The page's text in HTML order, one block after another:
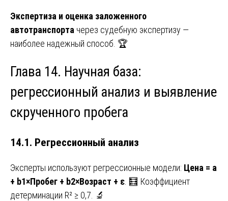
Экспертиза и оценка заложенного
автотранспорта через судебную экспертизу —
наиболее надежный способ. 🏆
Глава 14. Научная база:
регрессионный анализ и выявление
скрученного пробега
14.1. Регрессионный анализ
Эксперты используют регрессионные модели: Цена = a
+ b1×Пробег + b2×Возраст + ε . 🧮 Коэффициент
детерминации R² ≥ 0,7. 🔬